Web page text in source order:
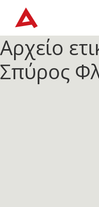
Αρχείο
Σπύρος